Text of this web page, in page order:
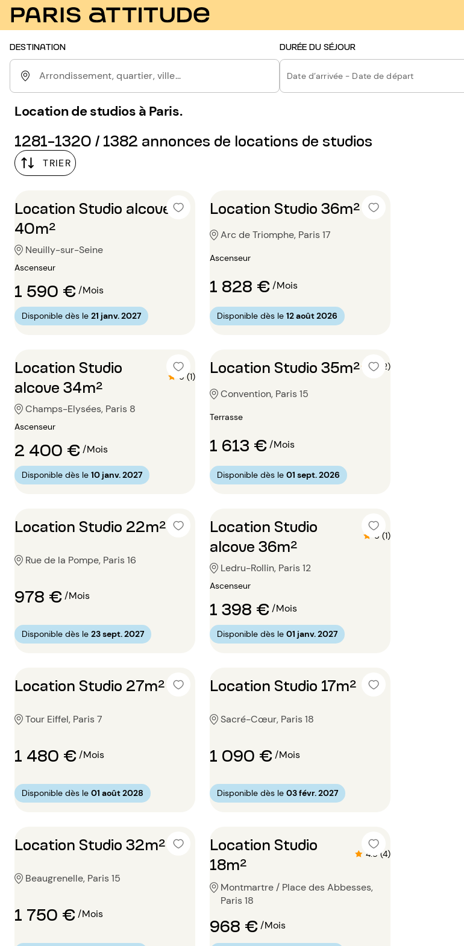
DESTINATION
Arrondissement, quartier, ville...
DURÉE DU SÉJOUR
Date d’arrivée - Date de départ
Location de studios à Paris.
1281-1320 / 1382 annonces de locations de studios
TRIER
Location Studio alcove
40m²
Neuilly-sur-Seine
Ascenseur
1 590 €/Mois
Disponible dès le 21 janv. 2027
Location Studio 36m²
Arc de Triomphe, Paris 17
Ascenseur
1 828 €/Mois
Disponible dès le 12 août 2026
Location Studio
alcove 34m²
5 (1)
Champs-Elysées, Paris 8
Ascenseur
2 400 €/Mois
Disponible dès le 10 janv. 2027
Location Studio 35m² 5 (2)
Convention, Paris 15
Terrasse
1 613 €/Mois
Disponible dès le 01 sept. 2026
Location Studio 22m²
Rue de la Pompe, Paris 16
978 €/Mois
Disponible dès le 23 sept. 2027
Location Studio
alcove 36m²
5 (1)
Ledru-Rollin, Paris 12
Ascenseur
1 398 €/Mois
Disponible dès le 01 janv. 2027
Location Studio 27m²
Tour Eiffel, Paris 7
1 480 €/Mois
Disponible dès le 01 août 2028
Location Studio 17m²
Sacré-Cœur, Paris 18
1 090 €/Mois
Disponible dès le 03 févr. 2027
Location Studio 32m²
Beaugrenelle, Paris 15
1 750 €/Mois
Location Studio
18m²
4.8 (4)
Montmartre / Place des Abbesses,
Paris 18
968 €/Mois